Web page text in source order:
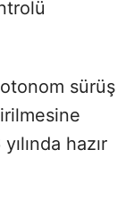
sürüş
hazır